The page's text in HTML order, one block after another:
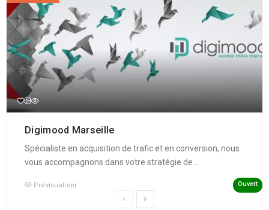
Digimood Marseille
Spécialiste en acquisition de trafic et en conversion, nous
vous accompagnons dans votre stratégie de ...
Prévisualiser Ouvert